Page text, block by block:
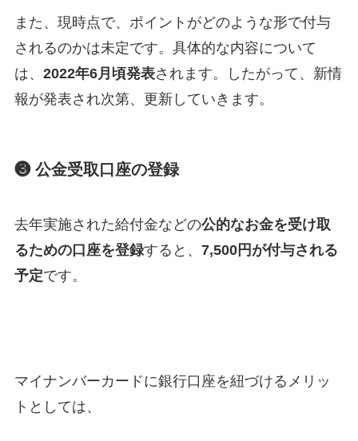
また、現時点で、ポイントがどのような形で付与
されるのかは未定です。具体的な内容について
は、 2022年6月頃発表されます。したがって、新情
報が発表され次第、更新していきます。
❸ 公金受取口座の登録
去年実施された給付金などの公的なお金を受け取
るための口座を登録すると、 7,500円が付与される
予定です。
マイナンバーカードに銀行口座を紐づけるメリッ
トとしては、